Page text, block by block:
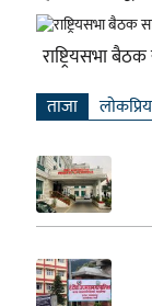
राष्ट्रियसभा
ताजा लाेकप्रिय